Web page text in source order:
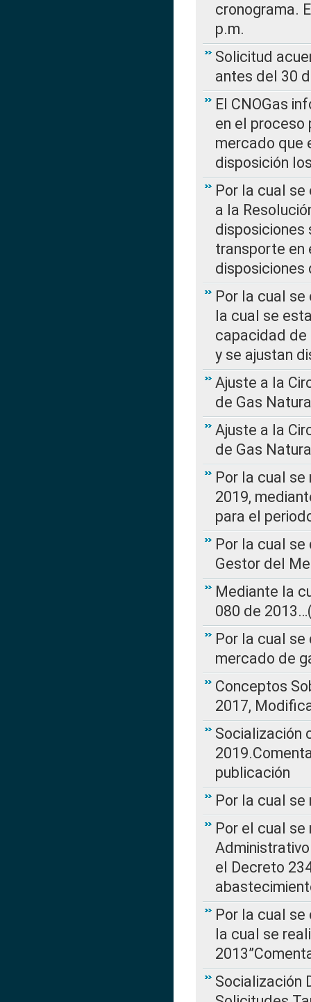
cronograma.
p.m.
Solicitud
antes del 30
El CNOGas
en el
mercado que
disposición
Por la cual se
a la
disposiciones
transporte en
disposiciones
Por la cual se
la cual se
capacidad de
y se ajustan
Ajuste a la
de Gas
Ajuste a la
de Gas
Por la cual se
2019,
para el
Por la cual
Gestor del
Mediante la
080 de
Por la cual
mercado de
Conceptos
2017,
Socialización
publicación
Por la cual se
Por el cual
el Decreto
Por la cual se
la cual se
Socialización